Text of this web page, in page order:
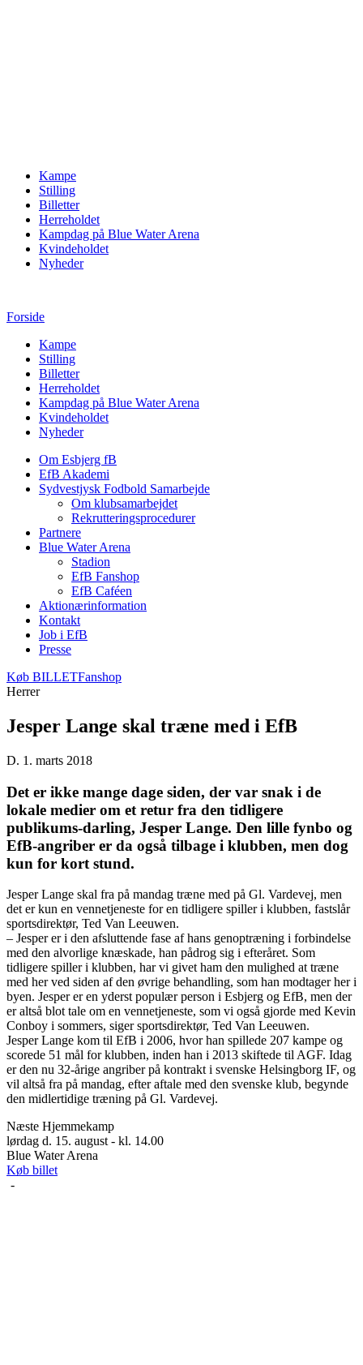
Kampe
Stilling
Billetter
Herreholdet
Kampdag på Blue Water Arena
Kvindeholdet
Nyheder
Forside
Kampe
Stilling
Billetter
Herreholdet
Kampdag på Blue Water Arena
Kvindeholdet
Nyheder
Om Esbjerg fB
EfB Akademi
Sydvestjysk Fodbold Samarbejde
Om klubsamarbejdet
Rekrutteringsprocedurer
Partnere
Blue Water Arena
Stadion
EfB Fanshop
EfB Caféen
Aktionærinformation
Kontakt
Job i EfB
Presse
Køb BILLETFanshop
Herrer
Jesper Lange skal træne med i EfB
D. 1. marts 2018
Det er ikke mange dage siden, der var snak i de
lokale medier om et retur fra den tidligere
publikums-darling, Jesper Lange. Den lille fynbo og
EfB-angriber er da også tilbage i klubben, men dog
kun for kort stund.
Jesper Lange skal fra på mandag træne med på Gl. Vardevej, men
det er kun en vennetjeneste for en tidligere spiller i klubben, fastslår
sportsdirektør, Ted Van Leeuwen.
– Jesper er i den afsluttende fase af hans genoptræning i forbindelse
med den alvorlige knæskade, han pådrog sig i efteråret. Som
tidligere spiller i klubben, har vi givet ham den mulighed at træne
med her ved siden af den øvrige behandling, som han modtager her i
byen. Jesper er en yderst populær person i Esbjerg og EfB, men der
er altså blot tale om en vennetjeneste, som vi også gjorde med Kevin
Conboy i sommers, siger sportsdirektør, Ted Van Leeuwen.
Jesper Lange kom til EfB i 2006, hvor han spillede 207 kampe og
scorede 51 mål for klubben, inden han i 2013 skiftede til AGF. Idag
er den nu 32-årige angriber på kontrakt i svenske Helsingborg IF, og
vil altså fra på mandag, efter aftale med den svenske klub, begynde
den midlertidige træning på Gl. Vardevej.
Næste Hjemmekamp
lørdag d. 15. august - kl. 14.00
Blue Water Arena
Køb billet
-